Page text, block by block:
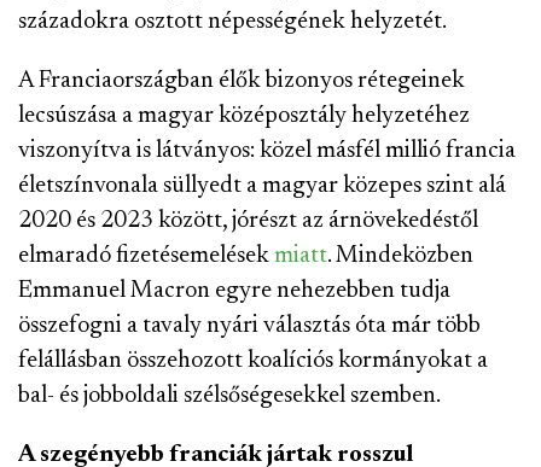
századokra osztott népességének helyzetét.
A Franciaországban élők bizonyos rétegeinek
lecsúszása a magyar középosztály helyzetéhez
viszonyítva is látványos: közel másfél millió francia
életszínvonala süllyedt a magyar közepes szint alá
2020 és 2023 között, jórészt az árnövekedéstől
elmaradó fizetésemelések miatt. Mindeközben
Emmanuel Macron egyre nehezebben tudja
összefogni a tavaly nyári választás óta már több
felállásban összehozott koalíciós kormányokat a
bal- és jobboldali szélsőségesekkel szemben.
A szegényebb franciák jártak rosszul